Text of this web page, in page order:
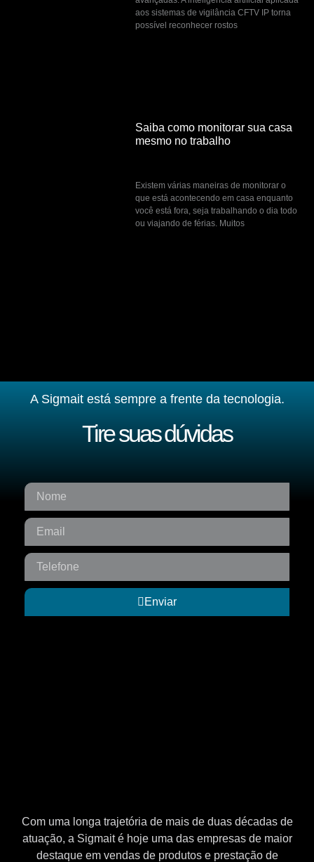
aos sistemas de vigilância CFTV IP torna
possível reconhecer rostos
Saiba como monitorar sua casa
mesmo no trabalho
Existem várias maneiras de monitorar o
que está acontecendo em casa enquanto
você está fora, seja trabalhando o dia todo
ou viajando de férias. Muitos
A Sigmait está sempre a frente da tecnologia.
Tire suas dúvidas
Enviar
Com uma longa trajetória de mais de duas décadas de
atuação, a Sigmait é hoje uma das empresas de maior
destaque em vendas de produtos e prestação de